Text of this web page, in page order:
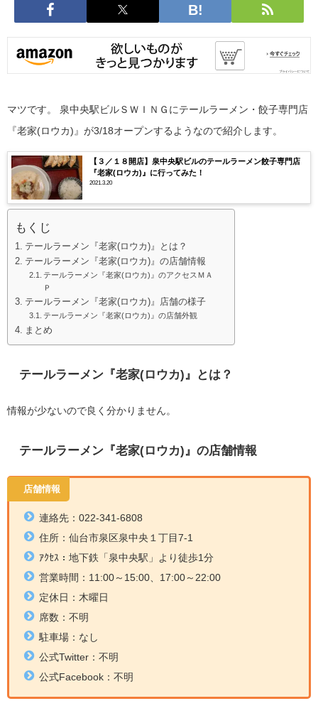
マツです。 泉中央駅ビルＳＷＩＮＧにテールラーメン・餃子専門店
『老家(ロウカ)』が3/18オープンするようなので紹介します。
【３／１８開店】泉中央駅ビルのテールラーメン餃子専門店
『老家(ロウカ)』に行ってみた！
2021.3.20
もくじ
テールラーメン『老家(ロウカ)』とは？
テールラーメン『老家(ロウカ)』の店舗情報
テールラーメン『老家(ロウカ)』のアクセスＭＡ
Ｐ
テールラーメン『老家(ロウカ)』店舗の様子
テールラーメン『老家(ロウカ)』の店舗外観
まとめ
テールラーメン『老家(ロウカ)』とは？
情報が少ないので良く分かりません。
テールラーメン『老家(ロウカ)』の店舗情報
店舗情報
連絡先：022-341-6808
住所：仙台市泉区泉中央１丁目7-1
ｱｸｾｽ： 地下鉄「泉中央駅」より徒歩1分
営業時間：11:00～15:00、17:00～22:00
定休日：木曜日
席数：不明
駐車場：なし
公式Twitter：不明
公式Facebook：不明